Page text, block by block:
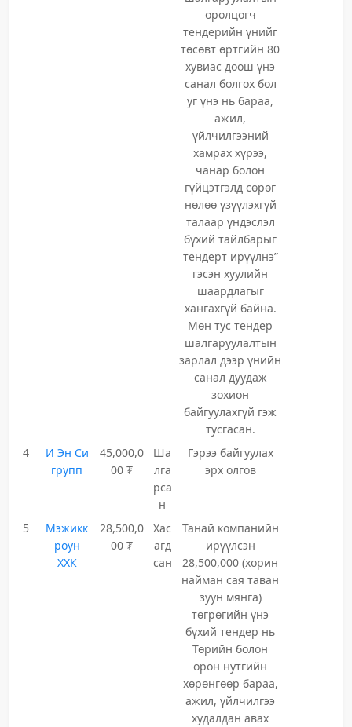
оролцогч
тендерийн үнийг
төсөвт өртгийн 80
хувиас доош үнэ
санал болгох бол
уг үнэ нь бараа,
ажил,
үйлчилгээний
хамрах хүрээ,
чанар болон
гүйцэтгэлд сөрөг
нөлөө үзүүлэхгүй
талаар үндэслэл
бүхий тайлбарыг
тендерт ирүүлнэ”
гэсэн хуулийн
шаардлагыг
хангахгүй байна.
Мөн тус тендер
шалгаруулалтын
зарлал дээр үнийн
санал дуудаж
зохион
байгуулахгүй гэж
тусгасан.
4
И Эн Си
групп
45,000,0
00 ₮
Ша
лга
рса
н
Гэрээ байгуулах
эрх олгов
5
Мэжикк
роун
ХХК
28,500,0
00 ₮
Хас
агд
сан
Танай компанийн
ирүүлсэн
28,500,000 (хорин
найман сая таван
зуун мянга)
төгрөгийн үнэ
бүхий тендер нь
Төрийн болон
орон нутгийн
хөрөнгөөр бараа,
ажил, үйлчилгээ
худалдан авах